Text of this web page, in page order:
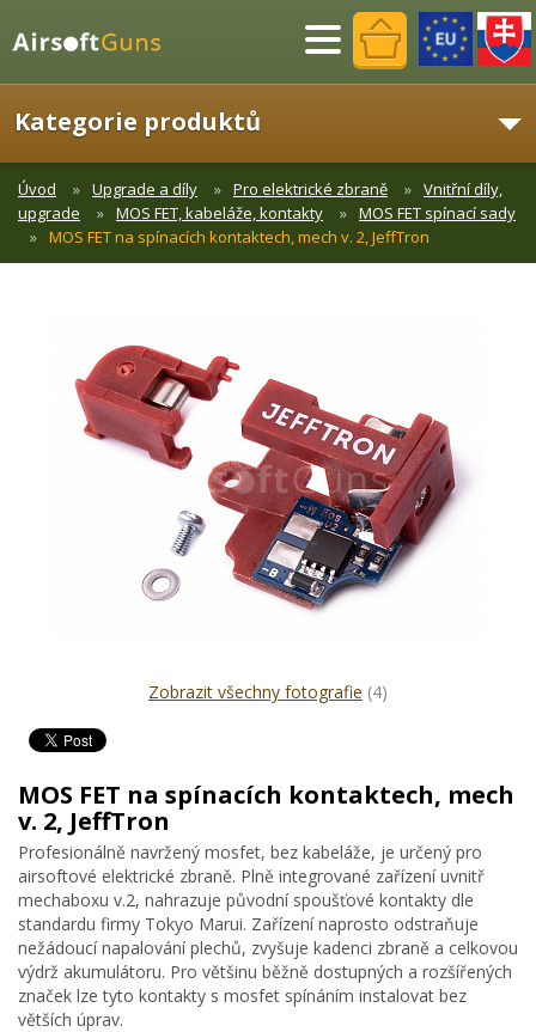
Menu
Kategorie produktů
Úvod Upgrade a díly Pro elektrické zbraně
Vnitřní díly,
upgrade
MOS FET, kabeláže, kontakty
MOS FET spínací sady
MOS FET na spínacích kontaktech, mech v. 2, JeffTron
Zobrazit všechny fotografie (4)
MOS FET na spínacích kontaktech, mech
v. 2, JeffTron
Profesionálně navržený mosfet, bez kabeláže, je určený pro
airsoftové elektrické zbraně. Plně integrované zařízení uvnitř
mechaboxu v.2, nahrazuje původní spoušťové kontakty dle
standardu firmy Tokyo Marui. Zařízení naprosto odstraňuje
nežádoucí napalování plechů, zvyšuje kadenci zbraně a celkovou
výdrž akumulátoru. Pro většinu běžně dostupných a rozšířených
značek lze tyto kontakty s mosfet spínáním instalovat bez
větších úprav.